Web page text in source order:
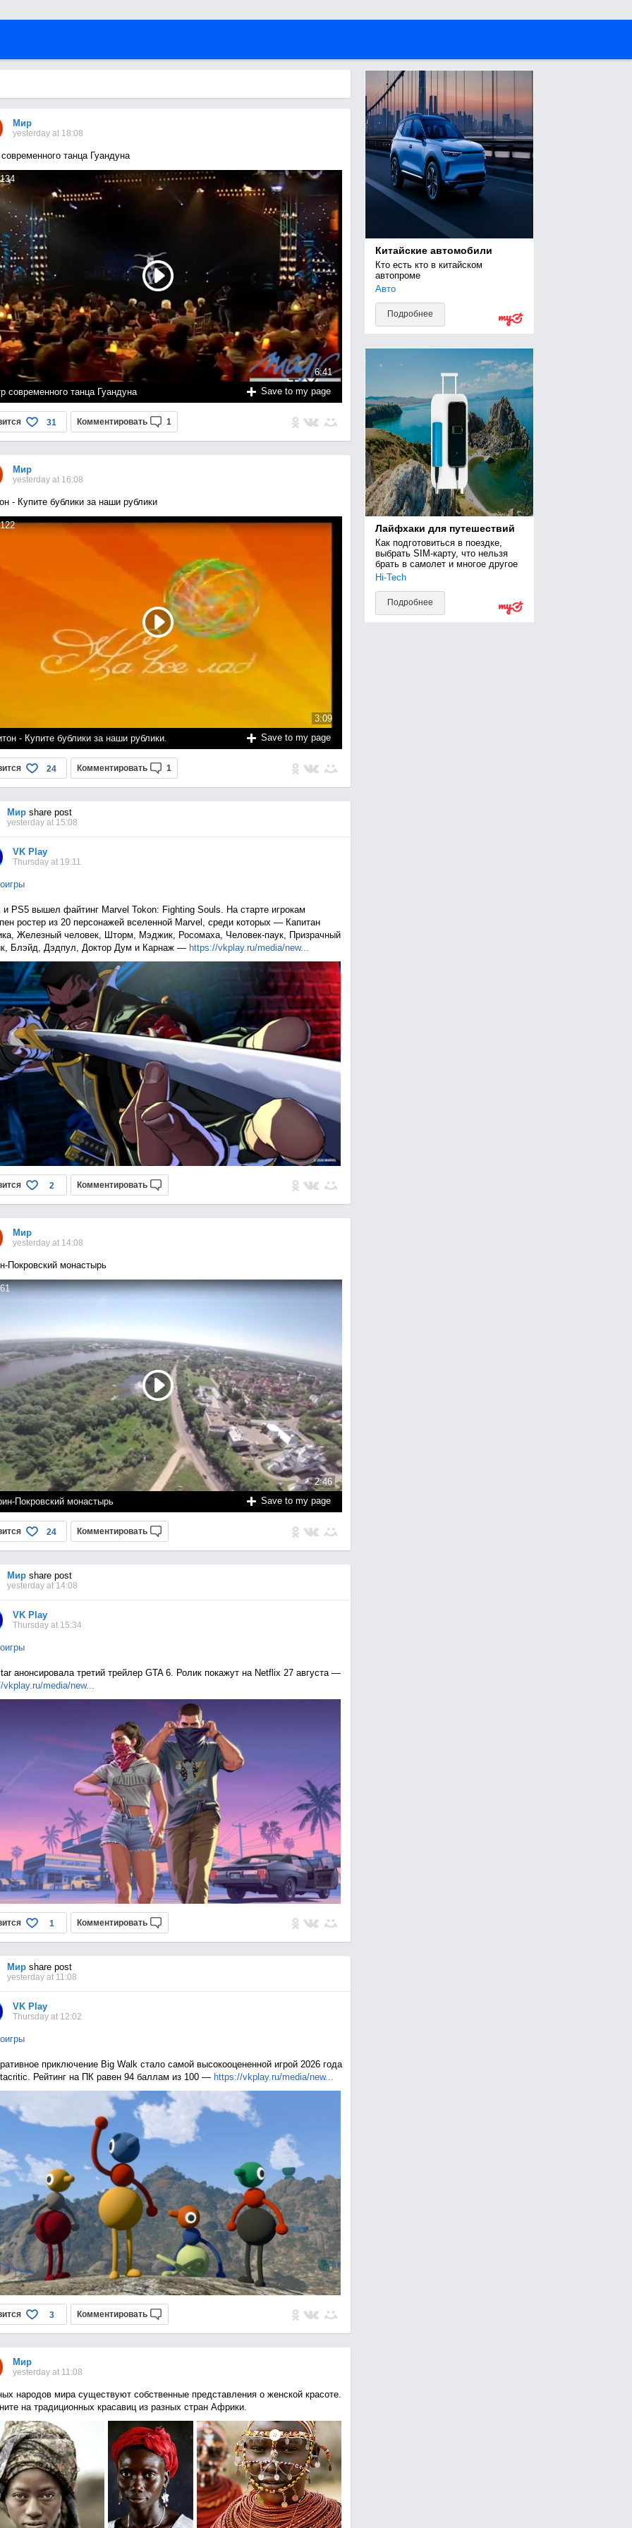
Мир
yesterday at 18:08
танца Гуандуна
6:41
134
современного танца Гуандуна Save to my page
31 Комментировать 1
Мир
yesterday at 16:08
- Купите бублики за наши рублики
3:09
122
- Купите бублики за наши рублики. Save to my page
24 Комментировать 1
Мирshare post
yesterday at 15:08
VK Play
Thursday at 19:11
PS5 вышел файтинг Marvel Tokon: Fighting Souls. На старте игрокам
ростер из 20 персонажей вселенной Marvel, среди которых — Капитан
Железный человек, Шторм, Мэджик, Росомаха, Человек-паук, Призрачный
Блэйд, Дэдпул, Доктор Дум и Карнаж — https://vkplay.ru/media/new...
2 Комментировать
Мир
yesterday at 14:08
Покровский монастырь
2:46
61
Покровский монастырь Save to my page
24 Комментировать
Мирshare post
yesterday at 14:08
VK Play
Thursday at 15:34
анонсировала третий трейлер GTA 6. Ролик покажут на Netflix 27 августа —
vkplay.ru/media/new...
1 Комментировать
Мирshare post
yesterday at 11:08
VK Play
Thursday at 12:02
приключение Big Walk стало самой высокооцененной игрой 2026 года
Рейтинг на ПК равен 94 баллам из 100 — https://vkplay.ru/media/new...
3 Комментировать
Мир
yesterday at 11:08
народов мира существуют собственные представления о женской красоте.
на традиционных красавиц из разных стран Африки.
Китайские автомобили
Кто есть кто в китайском
автопроме
Авто
Подробнее
Лайфхаки для путешествий
Как подготовиться в поездке,
выбрать SIM-карту, что нельзя
брать в самолет и многое другое
Hi-Tech
Подробнее